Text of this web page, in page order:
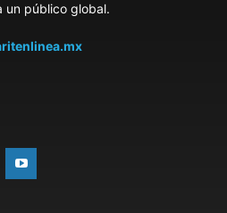
un público global.